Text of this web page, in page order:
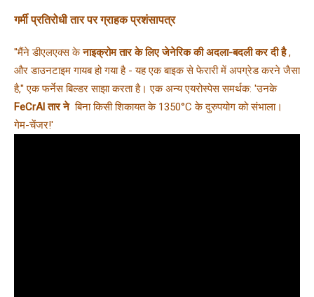
गर्मी प्रतिरोधी तार पर ग्राहक प्रशंसापत्र
''मैंने डीएलएक्स के नाइक्रोम तार के लिए जेनेरिक की अदला-बदली कर दी है ,
और डाउनटाइम गायब हो गया है - यह एक बाइक से फेरारी में अपग्रेड करने जैसा
है,'' एक फर्नेस बिल्डर साझा करता है। एक अन्य एयरोस्पेस समर्थक: 'उनके
FeCrAl तार ने बिना किसी शिकायत के 1350°C के दुरुपयोग को संभाला।
गेम-चेंजर!'